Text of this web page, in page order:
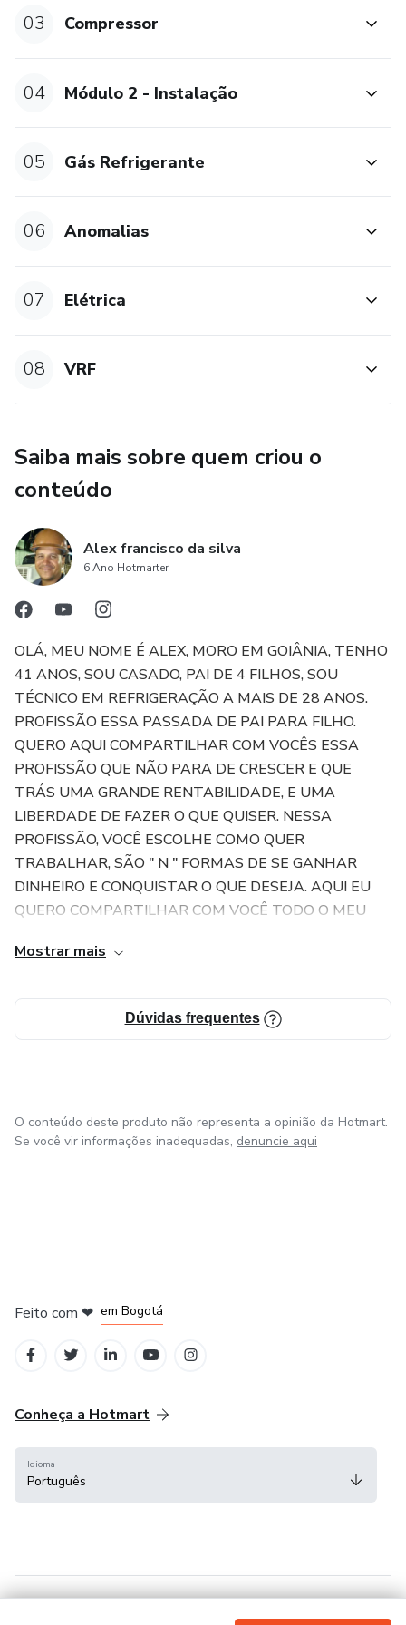
03 Compressor
04 Módulo 2 - Instalação
05 Gás Refrigerante
06 Anomalias
07 Elétrica
08 VRF
Saiba mais sobre quem criou o
conteúdo
Alex francisco da silva
6 Ano Hotmarter
OLÁ, MEU NOME É ALEX, MORO EM GOIÂNIA, TENHO
41 ANOS, SOU CASADO, PAI DE 4 FILHOS, SOU
TÉCNICO EM REFRIGERAÇÃO A MAIS DE 28 ANOS.
PROFISSÃO ESSA PASSADA DE PAI PARA FILHO.
QUERO AQUI COMPARTILHAR COM VOCÊS ESSA
PROFISSÃO QUE NÃO PARA DE CRESCER E QUE
TRÁS UMA GRANDE RENTABILIDADE, E UMA
LIBERDADE DE FAZER O QUE QUISER. NESSA
PROFISSÃO, VOCÊ ESCOLHE COMO QUER
TRABALHAR, SÃO " N " FORMAS DE SE GANHAR
DINHEIRO E CONQUISTAR O QUE DESEJA. AQUI EU
QUERO COMPARTILHAR COM VOCÊ TODO O MEU
COMERCIAL OU AUTOMOTIVA. QUERO MUITO QUE
NÃO MAIS UM INSTALADOR QUALQUER. EU SÓ
POSSO FAZER UMA PROMESSA; " SUCESSO" . SIM, SE
VEM COMIGO, E CONQUISTE UMA LIBERDADE
Mostrar mais
Dúvidas frequentes
O conteúdo deste produto não representa a opinião da Hotmart.
Se você vir informações inadequadas, denuncie aqui
Feito com ❤ em Bogotá
Conheça a Hotmart
Idioma
Português